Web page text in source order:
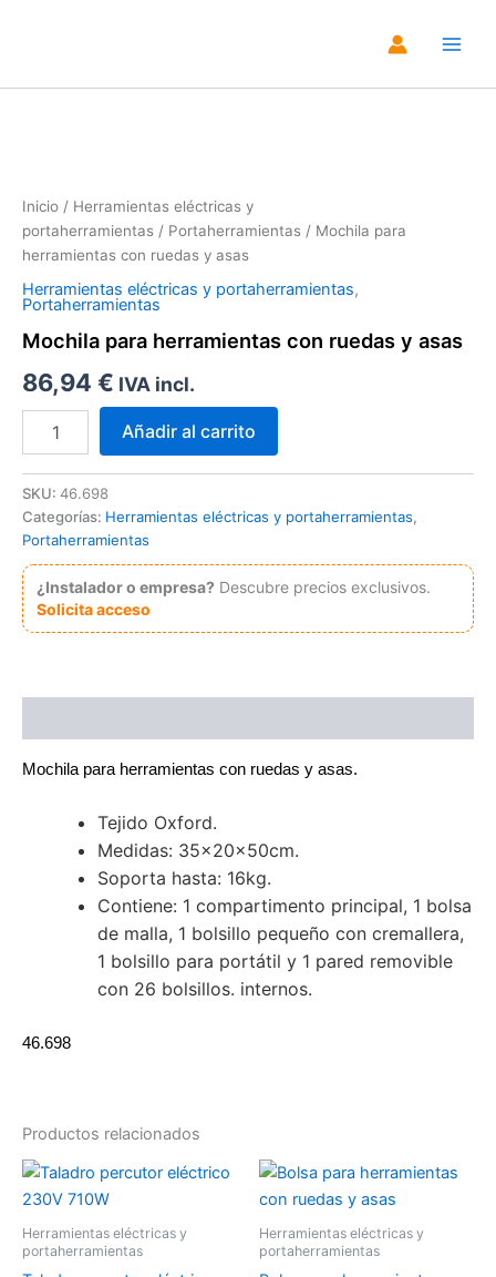
Inicio / Herramientas eléctricas y
portaherramientas / Portaherramientas / Mochila para
herramientas con ruedas y asas
Herramientas eléctricas y portaherramientas,
Portaherramientas
Mochila para herramientas con ruedas y asas
86,94 € IVA incl.
con
ruedas
y
cantidad
Añadir al carrito
SKU: 46.698
Categorías: Herramientas eléctricas y portaherramientas,
Portaherramientas
¿Instalador o empresa? Descubre precios exclusivos.
Solicita acceso
Mochila para herramientas con ruedas y asas.
Tejido Oxford.
Medidas: 35x20x50cm.
Soporta hasta: 16kg.
Contiene: 1 compartimento principal, 1 bolsa
de malla, 1 bolsillo pequeño con cremallera,
1 bolsillo para portátil y 1 pared removible
con 26 bolsillos. internos.
46.698
Productos relacionados
Herramientas eléctricas y
portaherramientas
Herramientas eléctricas y
portaherramientas